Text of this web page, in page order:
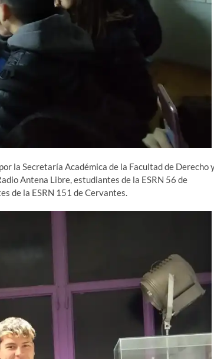
la Secretaría Académica de la Facultad de Derecho
Antena Libre, estudiantes de la ESRN 56 de
de la ESRN 151 de Cervantes.